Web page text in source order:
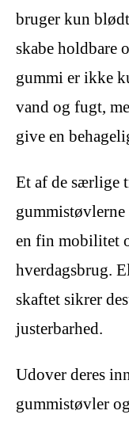
bruger kun
skabe holdbare
gummi er ikke
vand og fugt,
give en
Et af de særlige
en fin mobilitet
hverdagsbrug.
skaftet sikrer
justerbarhed.
Udover deres
gummistøvler